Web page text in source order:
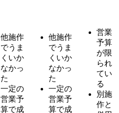
他施作
でうま
くいか
なかっ
た
一定の
営業予
算で成
他施作
でうま
くいか
なかっ
た
一定の
営業予
算で成
営業
予算
が限
られ
てい
る
別施
作と